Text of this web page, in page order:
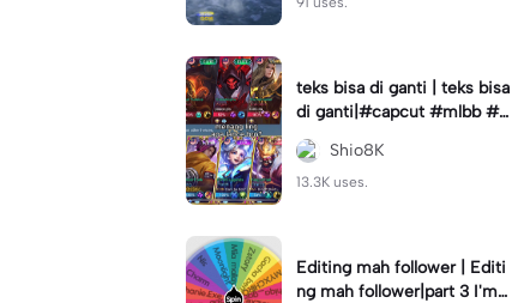
teks bisa di ganti | teks bisa
di ganti|#capcut #mlbb #s
hiotemplate
Shio8K
13.3K uses.
Editing mah follower | Editi
ng mah follower|part 3 I'm